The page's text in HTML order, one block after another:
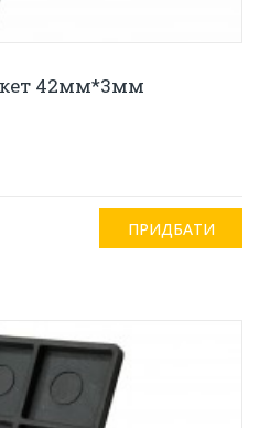
42мм*3мм